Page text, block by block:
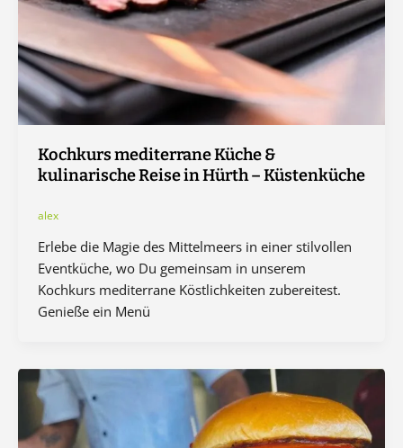
Kochkurs mediterrane Küche &
kulinarische Reise in Hürth – Küstenküche
alex
Erlebe die Magie des Mittelmeers in einer stilvollen
Eventküche, wo Du gemeinsam in unserem
Kochkurs mediterrane Köstlichkeiten zubereitest.
Genieße ein Menü